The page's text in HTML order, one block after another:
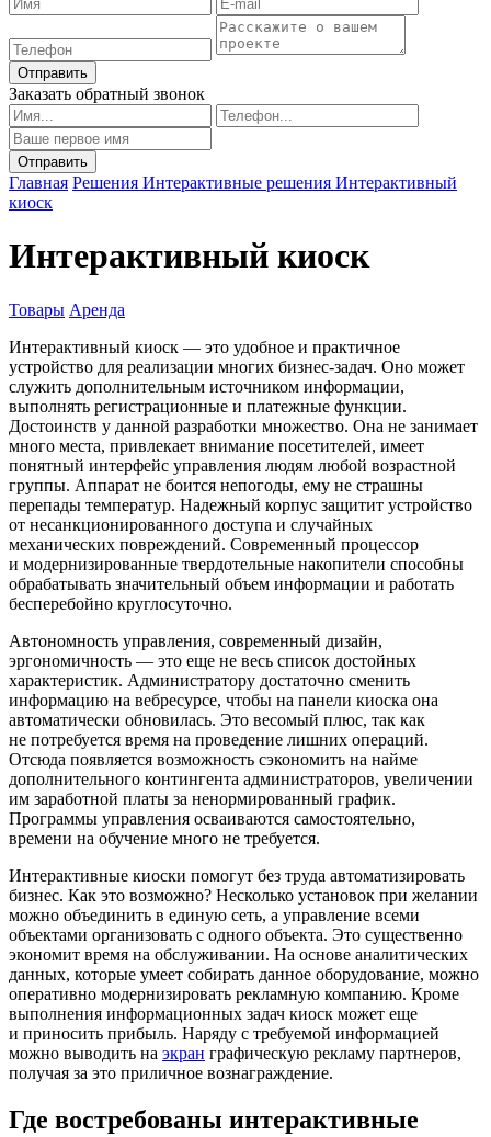
Отправить
Заказать обратный звонок
Главная Решения Интерактивные решения Интерактивный
киоск
Интерактивный киоск
Товары Аренда
Интерактивный киоск — это удобное и практичное
устройство для реализации многих бизнес-задач. Оно может
служить дополнительным источником информации,
выполнять регистрационные и платежные функции.
Достоинств у данной разработки множество. Она не занимает
много места, привлекает внимание посетителей, имеет
понятный интерфейс управления людям любой возрастной
группы. Аппарат не боится непогоды, ему не страшны
перепады температур. Надежный корпус защитит устройство
от несанкционированного доступа и случайных
механических повреждений. Современный процессор
и модернизированные твердотельные накопители способны
обрабатывать значительный объем информации и работать
бесперебойно круглосуточно.
Автономность управления, современный дизайн,
эргономичность — это еще не весь список достойных
характеристик. Администратору достаточно сменить
информацию на вебресурсе, чтобы на панели киоска она
автоматически обновилась. Это весомый плюс, так как
не потребуется время на проведение лишних операций.
Отсюда появляется возможность сэкономить на найме
дополнительного контингента администраторов, увеличении
им заработной платы за ненормированный график.
Программы управления осваиваются самостоятельно,
времени на обучение много не требуется.
Интерактивные киоски помогут без труда автоматизировать
бизнес. Как это возможно? Несколько установок при желании
можно объединить в единую сеть, а управление всеми
объектами организовать с одного объекта. Это существенно
экономит время на обслуживании. На основе аналитических
данных, которые умеет собирать данное оборудование, можно
оперативно модернизировать рекламную компанию. Кроме
выполнения информационных задач киоск может еще
и приносить прибыль. Наряду с требуемой информацией
можно выводить на экран графическую рекламу партнеров,
получая за это приличное вознаграждение.
Где востребованы интерактивные